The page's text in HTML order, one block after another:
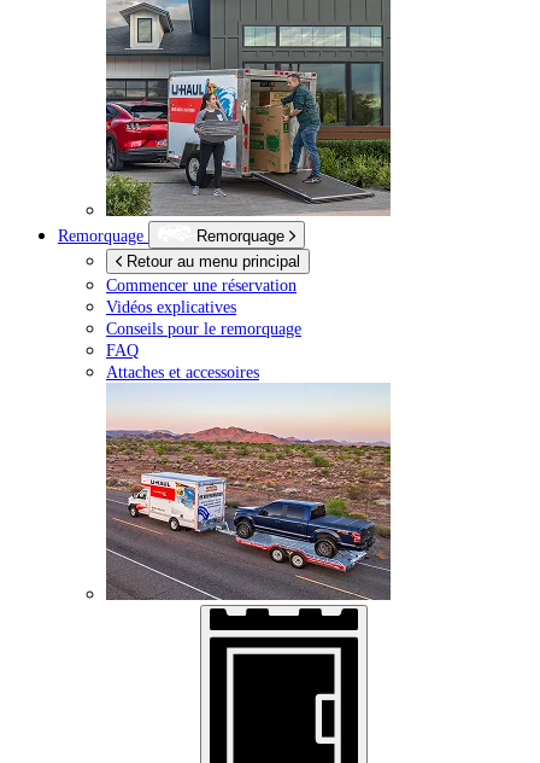
Remorquage
Remorquage
Retour au menu principal
Commencer une réservation
Vidéos explicatives
Conseils pour le remorquage
FAQ
Attaches et accessoires